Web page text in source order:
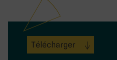
Télécharger